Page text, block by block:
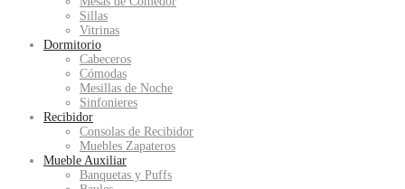
Sillas
Vitrinas
Dormitorio
Cabeceros
Cómodas
Mesillas de Noche
Sinfonieres
Recibidor
Consolas de Recibidor
Muebles Zapateros
Mueble Auxiliar
Banquetas y Puffs